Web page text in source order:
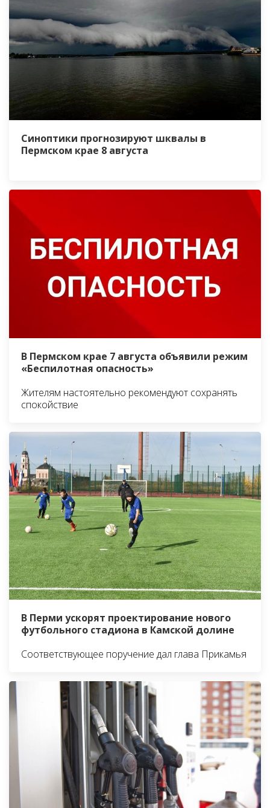
Синоптики прогнозируют шквалы в
Пермском крае 8 августа
В Пермском крае 7 августа объявили режим
«Беспилотная опасность»
Жителям настоятельно рекомендуют сохранять
спокойствие
В Перми ускорят проектирование нового
футбольного стадиона в Камской долине
Соответствующее поручение дал глава Прикамья